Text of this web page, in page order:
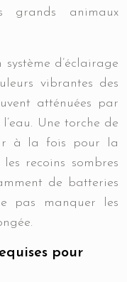
grands animaux
d’éclairage
vibrantes des
atténuées par
Une torche de
à la fois pour la
recoins sombres
de batteries
pas manquer les
pour